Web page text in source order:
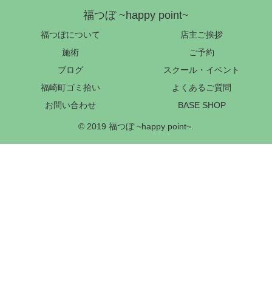
福つぼ ~happy point~
福つぼについて
店主ご挨拶
施術
ご予約
ブログ
スクール・イベント
福崎町ゴミ拾い
よくあるご質問
お問い合わせ
BASE SHOP
© 2019 福つぼ ~happy point~.